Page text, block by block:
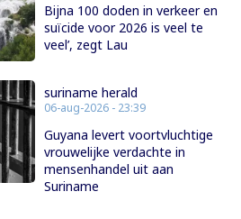
Bijna 100 doden in verkeer en
suïcide voor 2026 is veel te
veel’, zegt Lau
suriname herald
06-aug-2026 - 23:39
Guyana levert voortvluchtige
vrouwelijke verdachte in
mensenhandel uit aan
Suriname